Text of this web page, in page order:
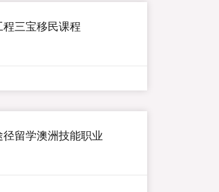
三宝移民课程
留学澳洲技能职业